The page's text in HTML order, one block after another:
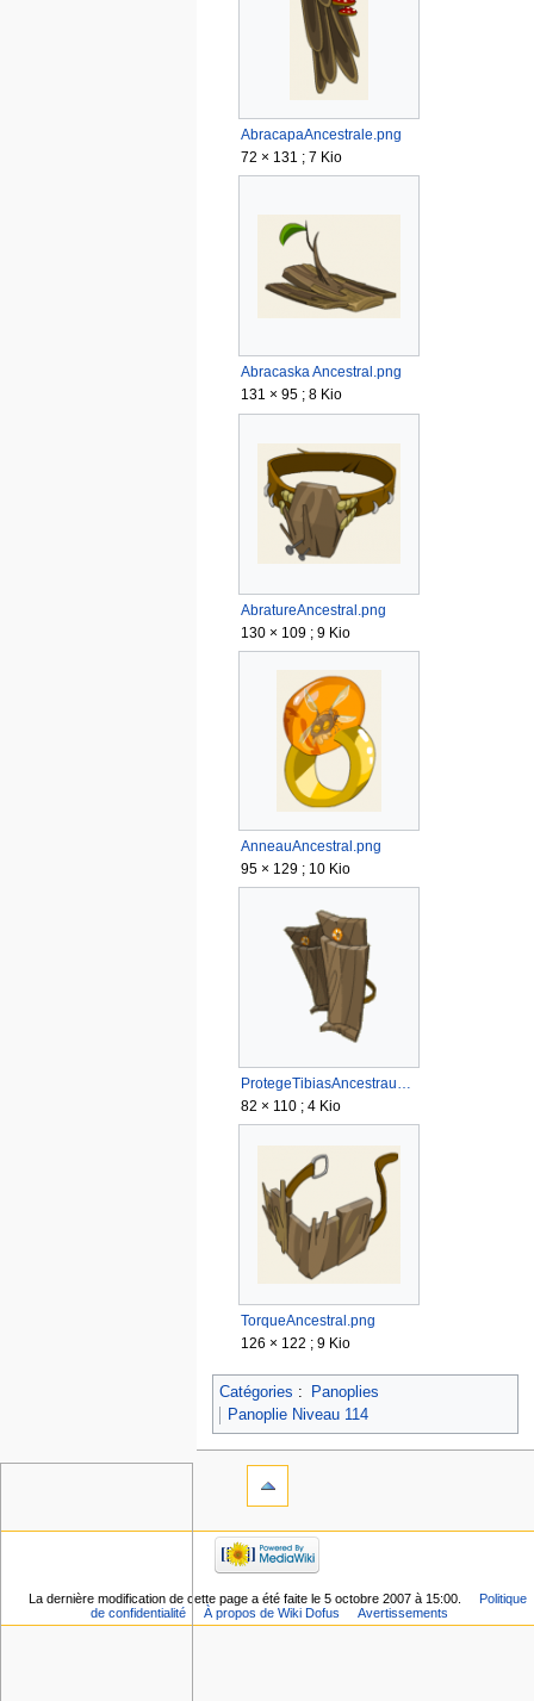
AbracapaAncestrale.png
72 × 131 ; 7 Kio
Abracaska Ancestral.png
131 × 95 ; 8 Kio
AbratureAncestral.png
130 × 109 ; 9 Kio
AnneauAncestral.png
95 × 129 ; 10 Kio
82 × 110 ; 4 Kio
TorqueAncestral.png
126 × 122 ; 9 Kio
Catégories :
Panoplies
Panoplie Niveau 114
La dernière modification de cette page a été faite le 5 octobre 2007 à 15:00.
Politique
de confidentialité
À propos de Wiki Dofus Avertissements